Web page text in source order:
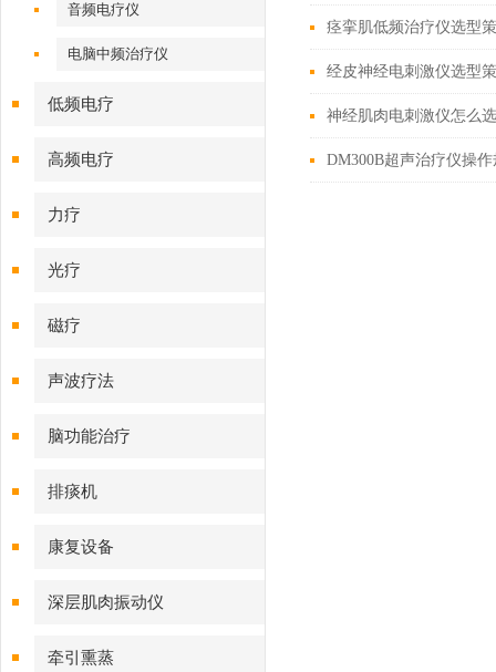
音频电疗仪
电脑中频治疗仪
低频电疗
高频电疗
力疗
光疗
磁疗
声波疗法
脑功能治疗
排痰机
康复设备
深层肌肉振动仪
牵引熏蒸
痉挛肌低频治疗仪选型
经皮神经电刺激仪选型
神经肌肉电刺激仪怎么
DM300B超声治疗仪操